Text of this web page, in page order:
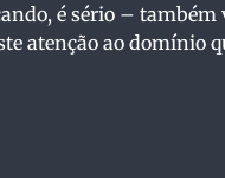
é sério – também
atenção ao domínio